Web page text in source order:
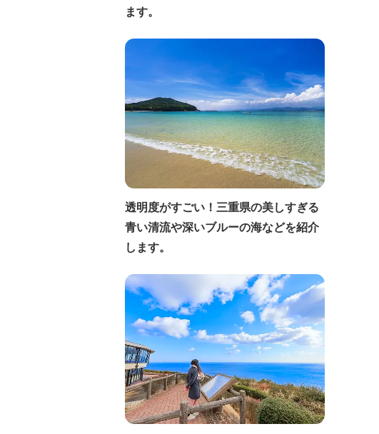
ます。
透明度がすごい！三重県の美しすぎる
青い清流や深いブルーの海などを紹介
します。